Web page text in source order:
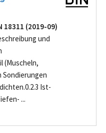
18311 (2019-09)
und
(Muscheln,
Sondierungen
Ist-
...